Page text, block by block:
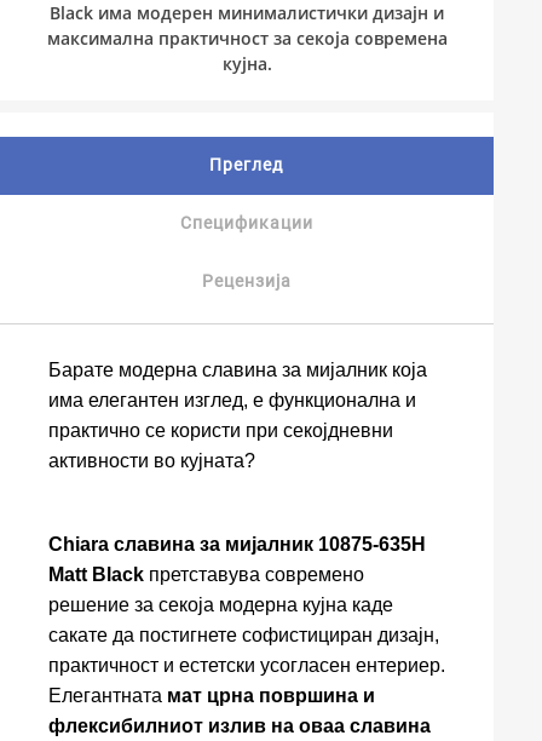
Black има модерен минималистички дизајн и
максимална практичност за секоја современа
кујна.
Преглед
Спецификации
Рецензија
Барате модерна славина за мијалник која
има елегантен изглед, е функционална и
практично се користи при секојдневни
активности во кујната?
Chiara славина за мијалник 10875-635H
Matt Black претставува современо
решение за секоја модерна кујна каде
сакате да постигнете софистициран дизајн,
практичност и естетски усогласен ентериер.
Елегантната мат црна површина и
флексибилниот излив на оваа славина